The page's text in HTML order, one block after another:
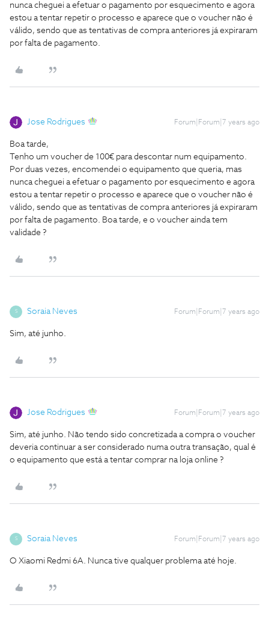
nunca cheguei a efetuar o pagamento por esquecimento e agora
estou a tentar repetir o processo e aparece que o voucher não é
válido, sendo que as tentativas de compra anteriores já expiraram
por falta de pagamento.
Jose Rodrigues Forum|Forum|7 years ago
Boa tarde,
Tenho um voucher de 100€ para descontar num equipamento.
Por duas vezes, encomendei o equipamento que queria, mas
nunca cheguei a efetuar o pagamento por esquecimento e agora
estou a tentar repetir o processo e aparece que o voucher não é
válido, sendo que as tentativas de compra anteriores já expiraram
por falta de pagamento.
Boa tarde, e o voucher ainda tem
validade ?
S Soraia Neves Forum|Forum|7 years ago
Sim, até junho.
Jose Rodrigues Forum|Forum|7 years ago
Sim, até junho.
Não tendo sido concretizada a compra o voucher
deveria continuar a ser considerado numa outra transação, qual é
o equipamento que está a tentar comprar na loja online ?
S Soraia Neves Forum|Forum|7 years ago
O Xiaomi Redmi 6A. Nunca tive qualquer problema até hoje.